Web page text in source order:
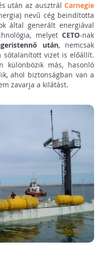
után az ausztrálCarnegie
nevű cég beindította
által generált energiával
melyetCETO-nak
után, nemcsak
sótalanított vizet is előállít.
különbözik más, hasonló
ahol biztonságban van a
zavarja a kilátást.